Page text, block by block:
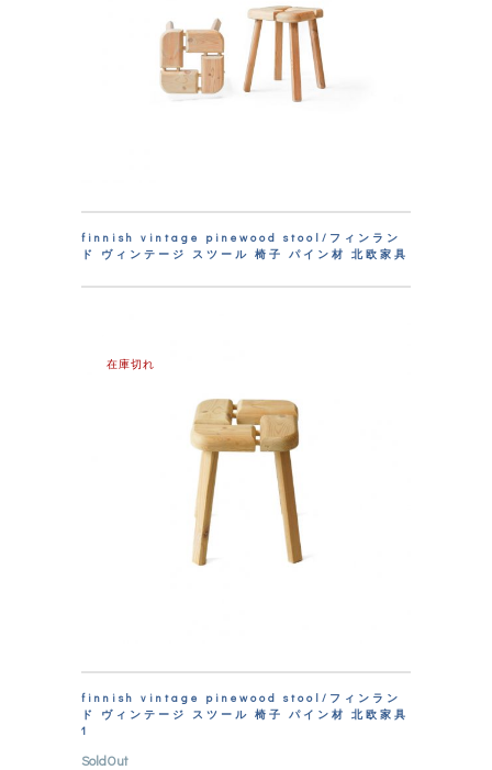
finnish vintage pinewood stool/フィンラン
ド ヴィンテージ スツール 椅子 パイン材 北欧家具
在庫切れ
finnish vintage pinewood stool/フィンラン
ド ヴィンテージ スツール 椅子 パイン材 北欧家具
1
SoldOut